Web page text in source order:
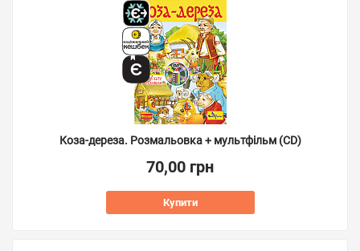
Коза-дереза. Розмальовка + мультфільм (СD)
70,00 грн
Купити